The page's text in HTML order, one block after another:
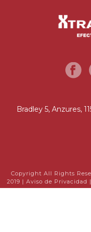
Bradley 5, Anzures,
Copyright All Rights
2019 | Aviso de Privacidad |